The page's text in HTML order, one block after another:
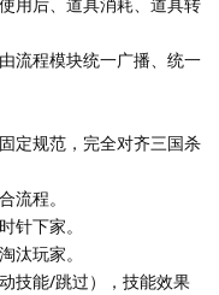
流程模块统一广播、统一
定规范，完全对齐三国杀
流程。
针下家。
汰玩家。
技能/跳过），技能效果